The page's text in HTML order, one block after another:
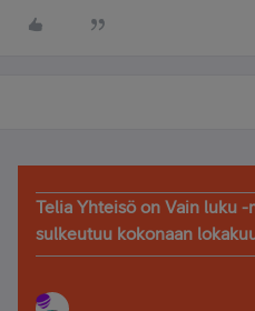
Telia Yhteisö on Vain luku -
sulkeutuu kokonaan